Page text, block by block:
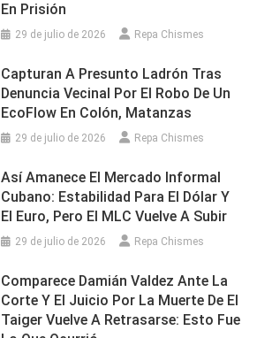
En Prisión
29 de julio de 2026 Repa Chismes
Capturan A Presunto Ladrón Tras
Denuncia Vecinal Por El Robo De Un
EcoFlow En Colón, Matanzas
29 de julio de 2026 Repa Chismes
Así Amanece El Mercado Informal
Cubano: Estabilidad Para El Dólar Y
El Euro, Pero El MLC Vuelve A Subir
29 de julio de 2026 Repa Chismes
Comparece Damián Valdez Ante La
Corte Y El Juicio Por La Muerte De El
Taiger Vuelve A Retrasarse: Esto Fue